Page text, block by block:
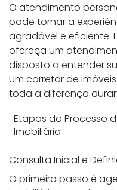
O atendimento
pode tornar a
agradável e eficiente.
ofereça um
disposto a entender
Um corretor de
toda a diferença
Etapas do Processo
Imobiliária
Consulta Inicial e
O primeiro passo é